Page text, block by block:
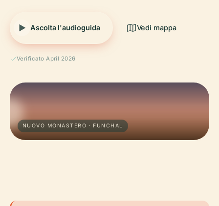
Ascolta l'audioguida Vedi mappa
Verificato April 2026
NUOVO MONASTERO · FUNCHAL